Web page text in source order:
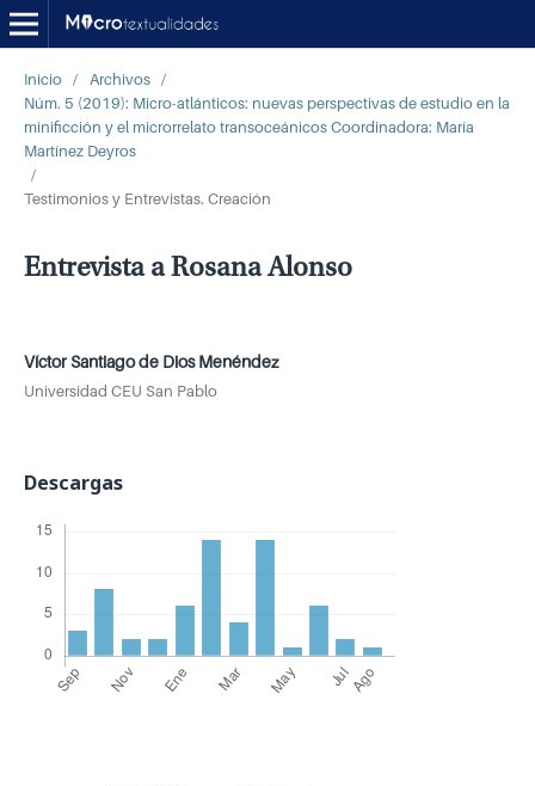
Inicio / Archivos /
Núm. 5 (2019): Micro-atlánticos: nuevas perspectivas de estudio en la
minificción y el microrrelato transoceánicos Coordinadora: María
Martínez Deyros
/
Testimonios y Entrevistas. Creación
Entrevista a Rosana Alonso
Víctor Santiago de Dios Menéndez
Universidad CEU San Pablo
Descargas